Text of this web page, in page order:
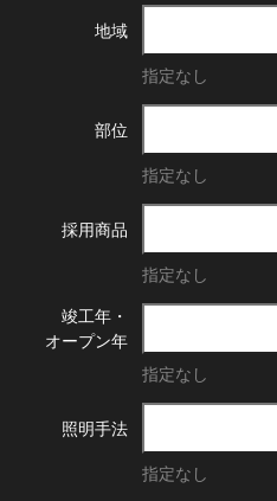
地域
指定なし
部位
指定なし
採用商品
指定なし
竣工年・
オープン年
指定なし
照明手法
指定なし